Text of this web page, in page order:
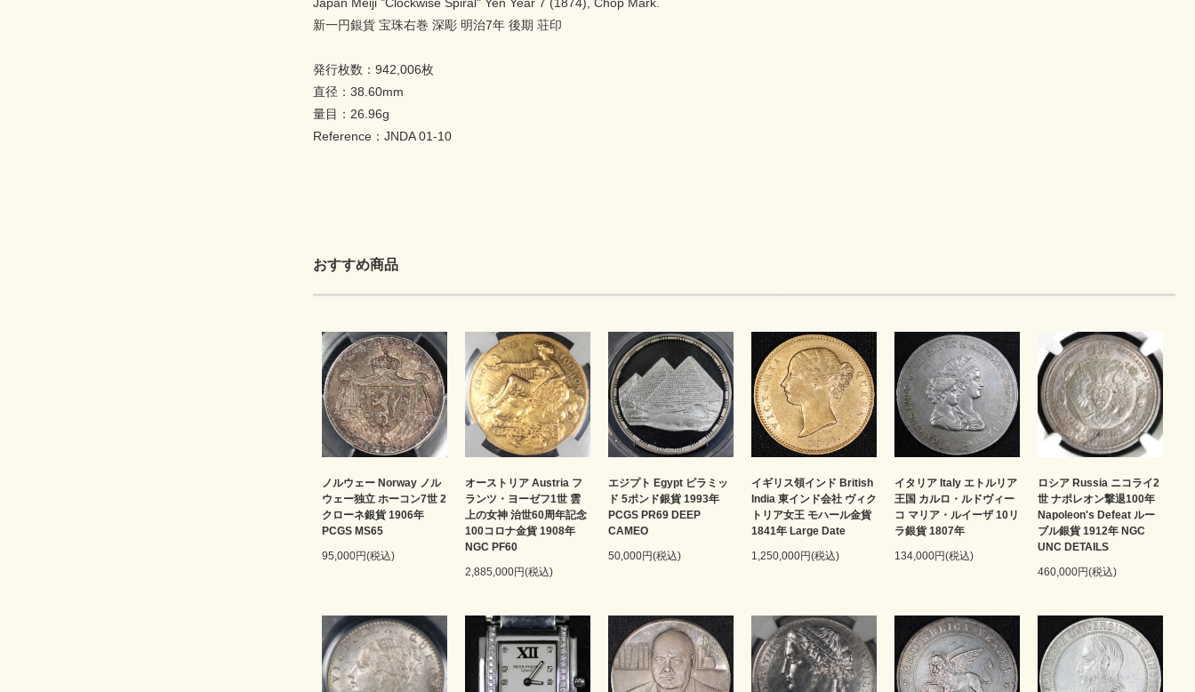
新一円銀貨 宝珠右巻 深彫 明治7年 後期 荘印
発行枚数：942,006枚
直径：38.60mm
量目：26.96g
Reference：JNDA 01-10
おすすめ商品
ノルウェー Norway ノル
ウェー独立 ホーコン7世 2
クローネ銀貨 1906年
PCGS MS65
95,000円(税込)
オーストリア Austria フ
ランツ・ヨーゼフ1世 雲
上の女神 治世60周年記念
100コロナ金貨 1908年
NGC PF60
2,885,000円(税込)
エジプト Egypt ピラミッ
ド 5ポンド銀貨 1993年
PCGS PR69 DEEP
CAMEO
50,000円(税込)
イギリス領インド British
India 東インド会社 ヴィク
トリア女王 モハール金貨
1841年 Large Date
1,250,000円(税込)
イタリア Italy エトルリア
王国 カルロ・ルドヴィー
コ マリア・ルイーザ 10リ
ラ銀貨 1807年
134,000円(税込)
ロシア Russia ニコライ2
世 ナポレオン撃退100年
Napoleon's Defeat ルー
ブル銀貨 1912年 NGC
UNC DETAILS
460,000円(税込)